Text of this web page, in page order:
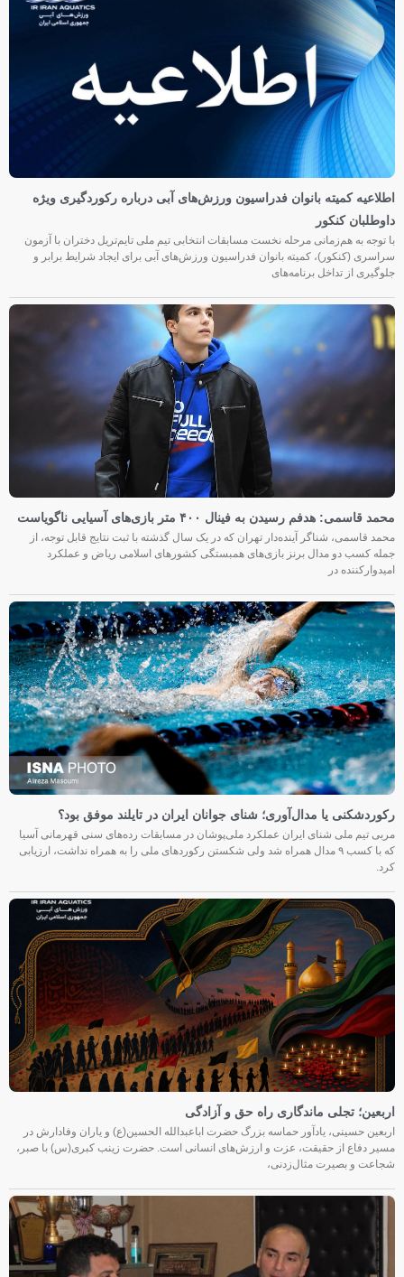
اطلاعیه کمیته بانوان فدراسیون ورزش‌های آبی درباره رکوردگیری ویژه
داوطلبان کنکور
با توجه به هم‌زمانی مرحله نخست مسابقات انتخابی تیم ملی تایم‌تریل دختران با آزمون
سراسری (کنکور)، کمیته بانوان فدراسیون ورزش‌های آبی برای ایجاد شرایط برابر و
جلوگیری از تداخل برنامه‌های
محمد قاسمی: هدفم رسیدن به فینال ۴۰۰ متر بازی‌های آسیایی ناگویاست
محمد قاسمی، شناگر آینده‌دار تهران که در یک سال گذشته با ثبت نتایج قابل توجه، از
جمله کسب دو مدال برنز بازی‌های همبستگی کشورهای اسلامی ریاض و عملکرد
امیدوارکننده در
رکوردشکنی یا مدال‌آوری؛ شنای جوانان ایران در تایلند موفق بود؟
مربی تیم ملی شنای ایران عملکرد ملی‌پوشان در مسابقات رده‌های سنی قهرمانی آسیا
که با کسب ۹ مدال همراه شد ولی شکستن رکوردهای ملی را به همراه نداشت، ارزیابی
کرد.
اربعین؛ تجلی ماندگاری راه حق و آزادگی
اربعین حسینی، یادآور حماسه بزرگ حضرت اباعبدالله الحسین(ع) و یاران وفادارش در
مسیر دفاع از حقیقت، عزت و ارزش‌های انسانی است. حضرت زینب کبری(س) با صبر،
شجاعت و بصیرت مثال‌زدنی،